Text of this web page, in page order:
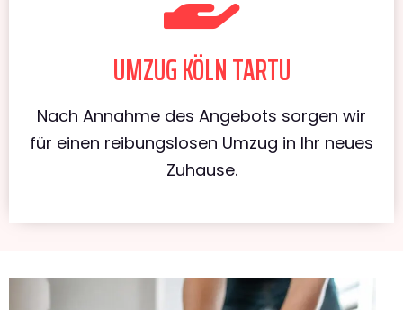
UMZUG KÖLN TARTU
Nach Annahme des Angebots sorgen wir
für einen reibungslosen Umzug in Ihr neues
Zuhause.